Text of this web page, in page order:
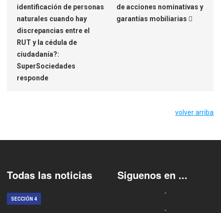
identificación de personas
naturales cuando hay
discrepancias entre el
RUT y la cédula de
ciudadanía?:
SuperSociedades
responde
de acciones nominativas y
garantías mobiliarias
volver arriba
Todas las noticias
SECCIÓN 4
Siguenos en ...